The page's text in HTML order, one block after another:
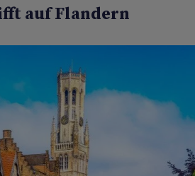
auf Flandern